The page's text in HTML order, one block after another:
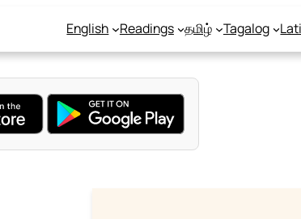
English Readings தமிழ் Tagalog